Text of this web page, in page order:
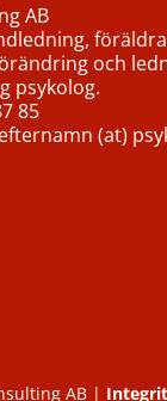
AB
och
psykolog.
85
(at)
AB |